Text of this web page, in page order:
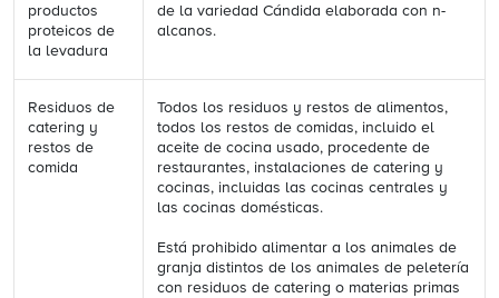
productos
proteicos de
la levadura
de la variedad Cándida elaborada con n-
alcanos.
Residuos de
catering y
restos de
comida
Todos los residuos y restos de alimentos,
todos los restos de comidas, incluido el
aceite de cocina usado, procedente de
restaurantes, instalaciones de catering y
cocinas, incluidas las cocinas centrales y
las cocinas domésticas.
Está prohibido alimentar a los animales de
granja distintos de los animales de peletería
con residuos de catering o materias primas